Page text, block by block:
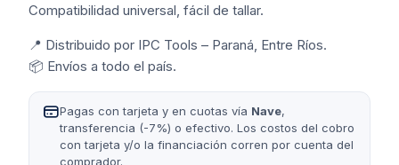
Compatibilidad universal, fácil de tallar.
📍 Distribuido por IPC Tools – Paraná, Entre Ríos.
📦 Envíos a todo el país.
Pagas con tarjeta y en cuotas vía Nave,
transferencia (-7%) o efectivo. Los costos del cobro
con tarjeta y/o la financiación corren por cuenta del
comprador.